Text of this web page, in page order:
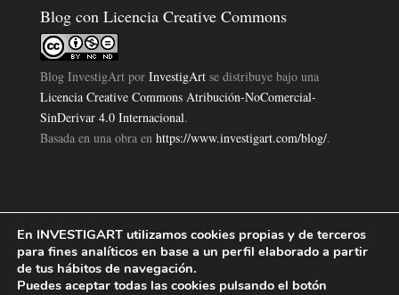
Blog con Licencia Creative Commons
Blog InvestigArtpor InvestigArtse distribuye bajo una
Licencia Creative Commons Atribución-NoComercial-
SinDerivar 4.0 Internacional.
Basada en una obra en https://www.investigart.com/blog/.
Política de Privacidad|Aviso Legal|Política de Cookies|
Investigart Copyright © 2019. |
En INVESTIGART utilizamos cookies propias y de terceros
para fines analíticos en base a un perfil elaborado a partir
de tus hábitos de navegación.
Puedes aceptar todas las cookies pulsando el botón